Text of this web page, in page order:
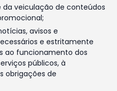
da veiculação de conteúdos
avisos e
e estritamente
ao funcionamento dos
públicos, à
obrigações de